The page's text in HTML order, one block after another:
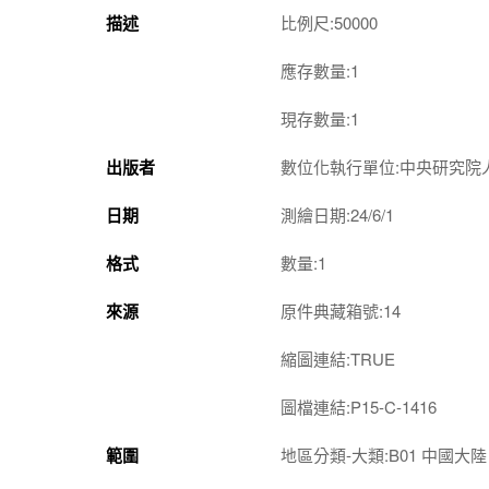
描述 比例尺:50000
應存數量:1
現存數量:1
出版者 數位化執行單位:中央研究
日期 測繪日期:24/6/1
格式 數量:1
來源 原件典藏箱號:14
縮圖連結:TRUE
圖檔連結:P15-C-1416
範圍 地區分類-大類:B01 中國大陸